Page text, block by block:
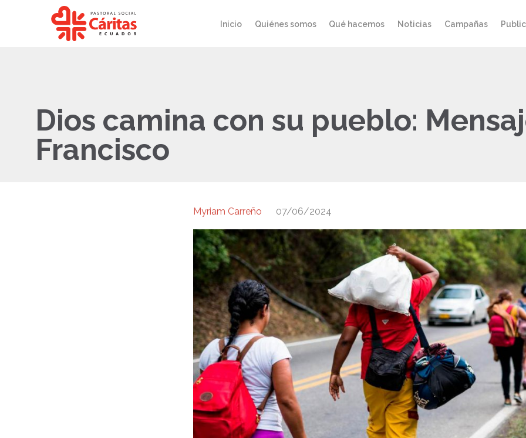
Inicio Quiénes somos Qué hacemos Noticias Campañas
Dios camina con su pueblo:
Francisco
Myriam Carreño 07/06/2024